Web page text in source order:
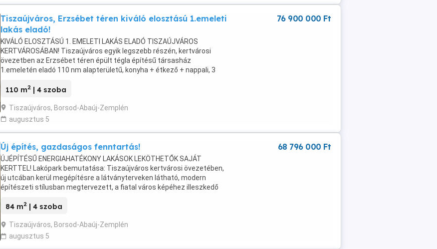
Tiszaújváros, Erzsébet téren kiváló elosztású 1.emeleti
lakás eladó!
KIVÁLÓ ELOSZTÁSÚ 1. EMELETI LAKÁS ELADÓ TISZAÚJVÁROS
KERTVÁROSÁBAN! Tiszaújváros egyik legszebb részén, kertvárosi
övezetben az Erzsébet téren épült tégla építésű társasház
1.emeletén eladó 110 nm alapterületű, konyha + étkező + nappali, 3
110 m2 | 4 szoba
Tiszaújváros, Borsod-Abaúj-Zemplén
augusztus 5
76 900 000 Ft
Új építés, gazdaságos fenntartás!
ÚJÉPÍTÉSŰ ENERGIAHATÉKONY LAKÁSOK LEKÖTHETŐK SAJÁT
KERTTEL! Lakópark bemutatása: Tiszaújváros kertvárosi övezetében,
új utcában kerül megépítésre a látványterveken látható, modern
építészeti stílusban megtervezett, a fiatal város képéhez illeszkedő
84 m2 | 4 szoba
Tiszaújváros, Borsod-Abaúj-Zemplén
augusztus 5
68 796 000 Ft